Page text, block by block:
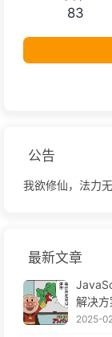
83
公告
我欲修仙，法力
最新文章
解决方
2025-